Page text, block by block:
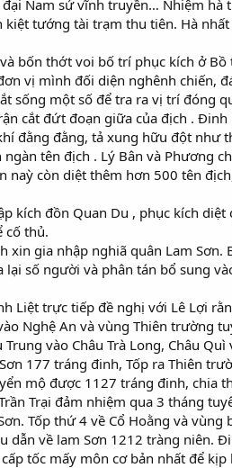
Nam sử vĩnh truyền… Nhiệm hà
kiệt tướng tài trạm thu tiên. Hà
bốn thớt voi bố trí phục kích ở Bồ
vị mình đối diện nghênh chiến,
sống một số để tra ra vị trí đóng
cắt đứt đoạn giữa của địch . Đinh
đằng đằng, tả xung hữu đột như
tên địch . Lý Bân và Phương
naỳ còn diệt thêm hơn 500 tên
kích đồn Quan Du , phục kích diệt
cố thủ.
xin gia nhập nghiã quân Lam Sơn.
số người và phân tán bổ sung
Liệt trực tiếp đề nghị với Lê Lợi
Nghệ An và vùng Thiên trường
vào Châu Trà Long, Châu Quì
177 tráng đinh, Tốp ra Thiên
mộ được 1127 tráng đinh, chia
Trại đảm nhiệm qua 3 tháng
Tốp thứ 4 về Cổ Hoằng và vùng
dẫn về lam Sơn 1212 tràng niên.
tốc mấy môn cơ bản nhất để kịp